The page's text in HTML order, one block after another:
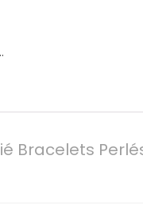
Bracelets